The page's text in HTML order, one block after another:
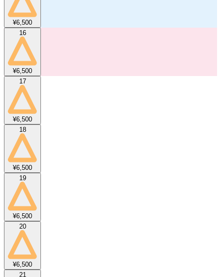
¥6,500
16
¥6,500
17
¥6,500
18
¥6,500
19
¥6,500
20
¥6,500
21